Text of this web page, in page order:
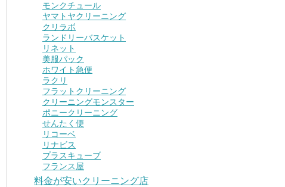
モンクチュール
ヤマトヤクリーニング
クリラボ
ランドリーバスケット
リネット
美服パック
ホワイト急便
ラクリ
フラットクリーニング
クリーニングモンスター
ポニークリーニング
せんたく便
リコーベ
リナビス
プラスキューブ
フランス屋
料金が安いクリーニング店